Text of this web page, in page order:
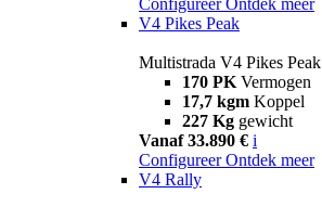
V4 Pikes Peak
Multistrada V4 Pikes Peak
170 PK Vermogen
17,7 kgm Koppel
227 Kg gewicht
Vanaf 33.890 € i
Configureer Ontdek meer
V4 Rally